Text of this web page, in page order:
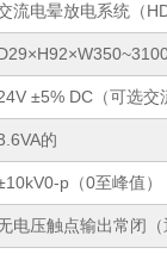
流电晕放电系统（
±5% DC（可选交
的
p（0至峰值）
电压触点输出常闭（